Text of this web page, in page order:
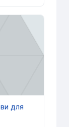
для випускників
для